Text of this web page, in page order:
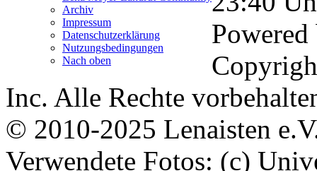
Archiv
Impressum
Datenschutzerklärung
Nutzungsbedingungen
Nach oben
Inc. Alle Rechte
© 2010-2025 Lenaisten
Verwendete Fotos: (c)